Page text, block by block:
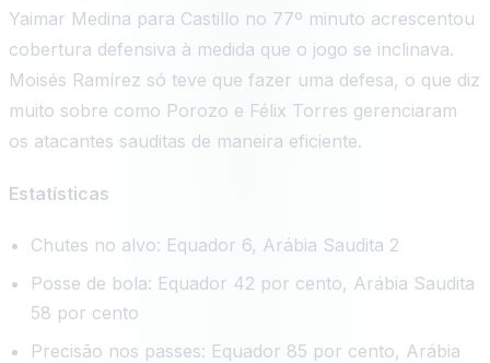
Yaimar Medina para Castillo no 77º minuto acrescentou
cobertura defensiva à medida que o jogo se inclinava.
Moisés Ramírez só teve que fazer uma defesa, o que diz
muito sobre como Porozo e Félix Torres gerenciaram
os atacantes sauditas de maneira eficiente.
Estatísticas
Chutes no alvo: Equador 6, Arábia Saudita 2
Posse de bola: Equador 42 por cento, Arábia Saudita
58 por cento
Precisão nos passes: Equador 85 por cento, Arábia